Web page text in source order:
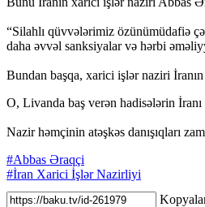
“Silahlı qüvvələrimiz özünümüdafiə
daha əvvəl sanksiyalar və hərbi
Bundan başqa, xarici işlər naziri
O, Livanda baş verən hadisələrin
Nazir həmçinin atəşkəs danışıqları
#Abbas Əraqçi
#İran Xarici İşlər Nazirliyi